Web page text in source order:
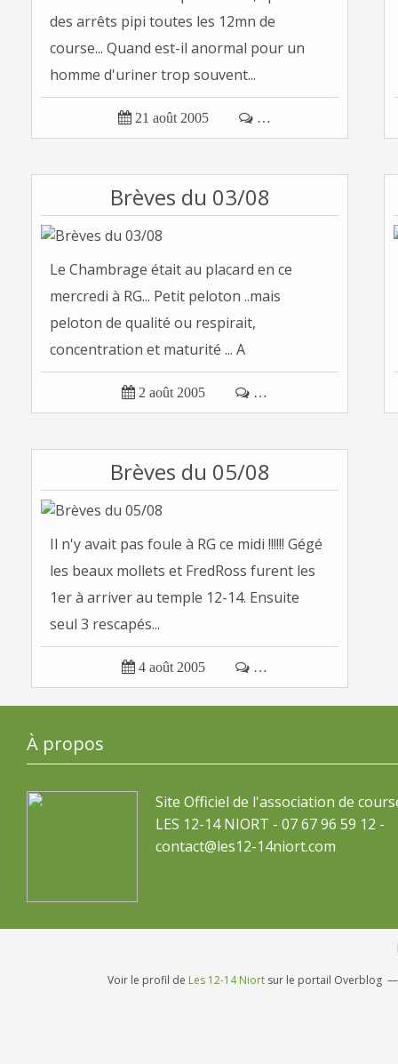
des arrêts pipi toutes les 12mn de
course... Quand est-il anormal pour un
homme d'uriner trop souvent...
 21 août 2005  …
Brèves du 03/08
Le Chambrage était au placard en ce
mercredi à RG... Petit peloton ..mais
peloton de qualité ou respirait,
concentration et maturité ... A
commencer...
 2 août 2005  …
Brèves du 05/08
Il n'y avait pas foule à RG ce midi !!!!!! Gégé
les beaux mollets et FredRoss furent les
1er à arriver au temple 12-14. Ensuite
seul 3 rescapés...
 4 août 2005  …
À propos
Site Officiel de l'association de
LES 12-14 NIORT - 07 67 96 59 12 -
contact@les12-14niort.com
Voir le profil de Les 12-14 Niort sur le portail Overblog